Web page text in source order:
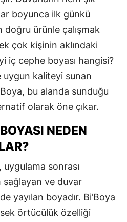
boyunca ilk günkü
doğru ürünle çalışmak
çok kişinin aklındaki
iç cephe boyası hangisi?
uygun kaliteyi sunan
bu alanda sunduğu
olarak öne çıkar.
NEDEN
uygulama sonrası
ve duvar
yayılan boyadır. Bi’Boya
örtücülük özelliği